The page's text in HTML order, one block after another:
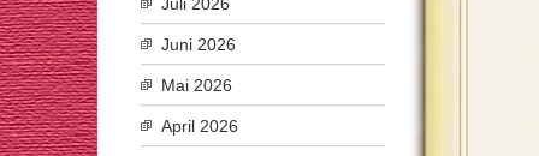
Juni 2026
Mai 2026
April 2026